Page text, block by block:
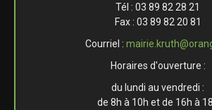
Tél : 03 89 82 28 21
Fax : 03 89 82 20 81
Courriel :
Horaires d'ouverture :
du lundi au vendredi :
de 8h à 10h et de 16h à